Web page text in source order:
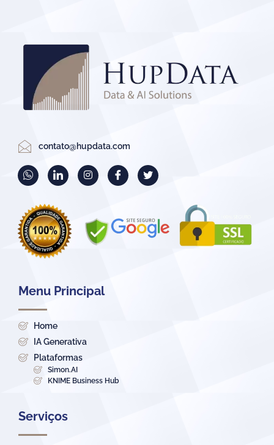
contato@hupdata.com
Menu Principal
Home
IA Generativa
Plataformas
Simon.AI
KNIME Business Hub
Serviços